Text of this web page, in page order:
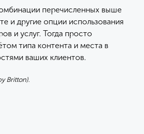
перечисленных выше
и другие опции использования
и услуг. Тогда просто
типа контента и места в
ваших клиентов.
Britton).